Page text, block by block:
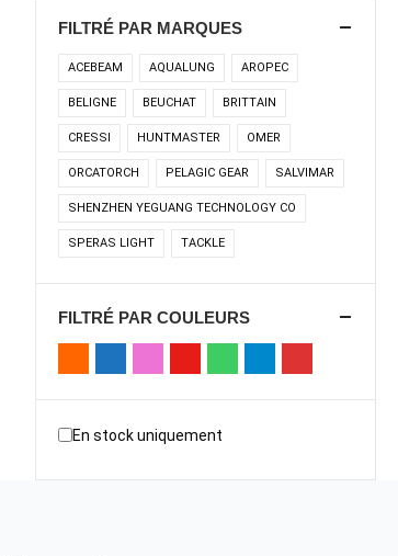
FILTRÉ PAR MARQUES
ACEBEAM AQUALUNG AROPEC
BELIGNE BEUCHAT BRITTAIN
CRESSI HUNTMASTER OMER
ORCATORCH PELAGIC GEAR SALVIMAR
SHENZHEN YEGUANG TECHNOLOGY CO
SPERAS LIGHT TACKLE
FILTRÉ PAR COULEURS
En stock uniquement